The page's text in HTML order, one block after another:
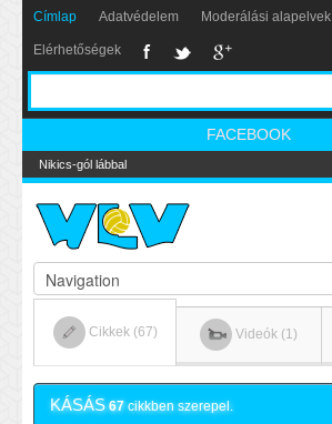
Címlap Adatvédelem Moderálási alapelvek
Elérhetőségek
FACEBOOK
Nikics-gól lábbal
Cikkek (67) Videók (1)
KÁSÁS 67cikkben szerepel.